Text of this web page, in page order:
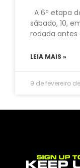
A 6ª etapa
sábado, 10,
rodada antes
LEIA MAIS »
9 de fevereiro